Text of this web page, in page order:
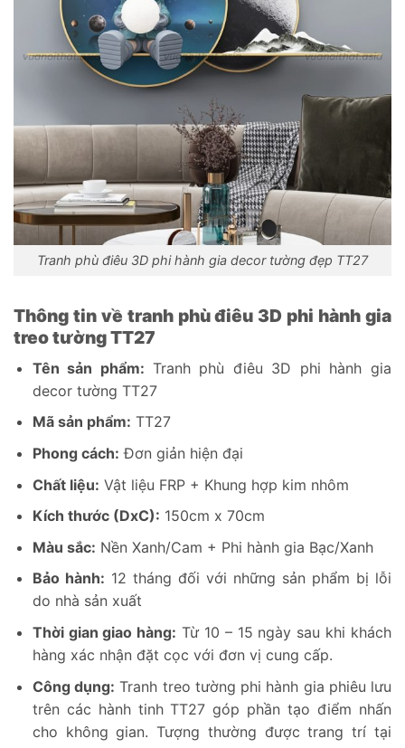
Tranh phù điêu 3D phi hành gia decor tường đẹp TT27
Thông tin về tranh phù điêu 3D phi hành gia
treo tường TT27
Tên sản phẩm: Tranh phù điêu 3D phi hành gia
decor tường TT27
Mã sản phẩm: TT27
Phong cách: Đơn giản hiện đại
Chất liệu: Vật liệu FRP + Khung hợp kim nhôm
Kích thước (DxC): 150cm x 70cm
Màu sắc: Nền Xanh/Cam + Phi hành gia Bạc/Xanh
Bảo hành: 12 tháng đối với những sản phẩm bị lỗi
do nhà sản xuất
Thời gian giao hàng: Từ 10 – 15 ngày sau khi khách
hàng xác nhận đặt cọc với đơn vị cung cấp.
Công dụng: Tranh treo tường phi hành gia phiêu lưu
trên các hành tinh TT27 góp phần tạo điểm nhấn
cho không gian. Tượng thường được trang trí tại